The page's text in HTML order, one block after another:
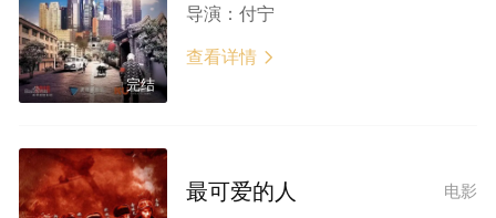
完结
导演： 付宁
查看详情 
电影
最可爱的人